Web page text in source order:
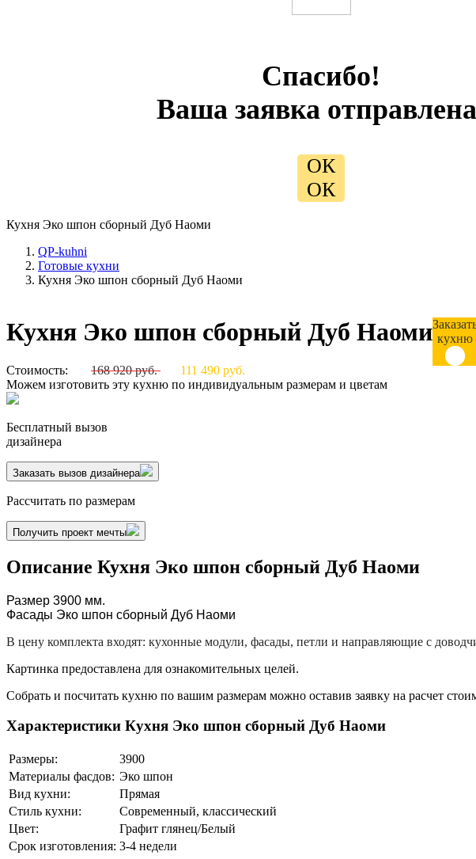
Спасибо!
Ваша заявка
ОК
ОК
Кухня Эко шпон сборный Дуб Наоми
QP-kuhni
Готовые кухни
Кухня Эко шпон сборный Дуб Наоми
Кухня Эко шпон сборный Дуб Наоми
Стоимость: 168 920 руб. 111 490 руб.
кухню
Можем изготовить эту кухню по индивидуальным размерам и цветам
Бесплатный вызов
дизайнера
Заказать вызов дизайнера
Рассчитать по размерам
Получить проект мечты
Описание Кухня Эко шпон сборный Дуб Наоми
Размер 3900 мм.
Фасады Эко шпон сборный Дуб Наоми
В цену комплекта входят: кухонные модули, фасады, петли и направляющие с
Картинка предоставлена для ознакомительных целей.
Собрать и посчитать кухню по вашим размерам можно оставив заявку на расчет
Характеристики Кухня Эко шпон сборный Дуб Наоми
Размеры:
3900
Материалы фасдов: Эко шпон
Вид кухни:
Прямая
Стиль кухни:
Современный, классический
Цвет:
Графит глянец/Белый
Срок изготовления: 3-4 недели